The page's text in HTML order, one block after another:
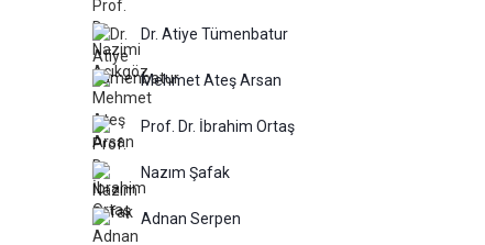
Dr. Atiye Tümenbatur
Mehmet Ateş Arsan
Prof. Dr. İbrahim Ortaş
Nazım Şafak
Adnan Serpen